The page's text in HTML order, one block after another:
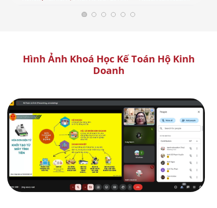
Hình Ảnh Khoá Học Kế Toán Hộ Kinh
Doanh